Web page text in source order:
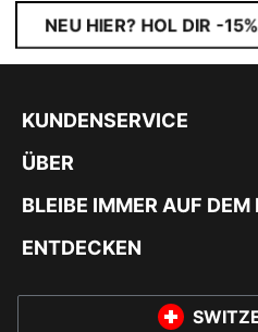
NEU HIER? HOL DIR -15%
KUNDENSERVICE
ÜBER
BLEIBE IMMER AUF DEM
ENTDECKEN